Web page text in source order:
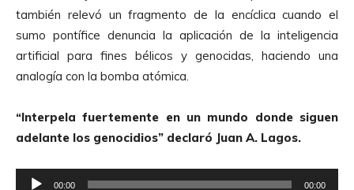
r
o
d
u
o
r
también relevó un fragmento de la encíclica cuando el
sumo pontífice denuncia la aplicación de la inteligencia
artificial para fines bélicos y genocidas, haciendo una
analogía con la bomba atómica.
“Interpela fuertemente en un mundo donde siguen
adelante los genocidios” declaró Juan A. Lagos.
00:00 00:00